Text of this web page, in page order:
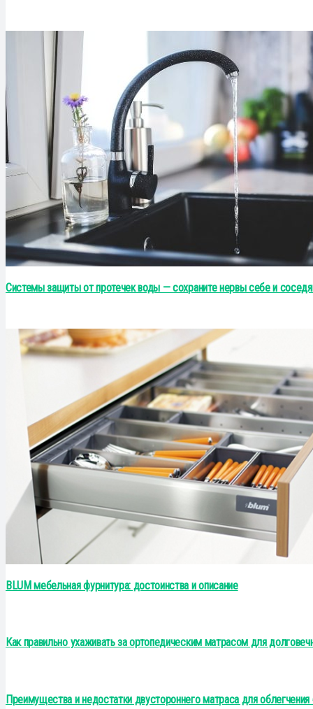
Системы защиты от протечек воды — сохраните нервы себе и
BLUM мебельная фурнитура: достоинства и описание
Как правильно ухаживать за ортопедическим матрасом для
Преимущества и недостатки двустороннего матраса для облегчения